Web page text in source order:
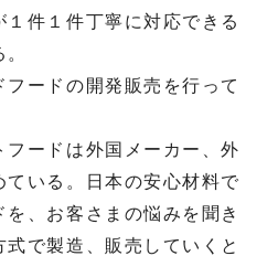
件１件丁寧に対応できる
ードの開発販売を行って
ードは外国メーカー、外
ている。日本の安心材料で
、お客さまの悩みを聞き
で製造、販売していくと